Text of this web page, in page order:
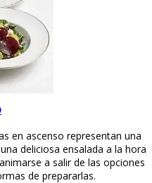
en ascenso representan una
deliciosa ensalada a la hora
a salir de las opciones
de prepararlas.